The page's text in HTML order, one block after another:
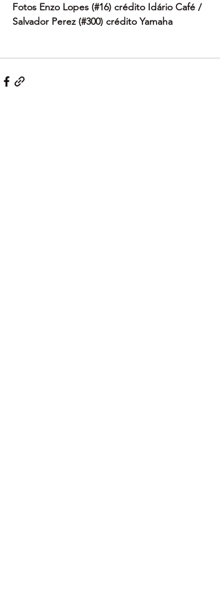
Fotos Enzo Lopes (#16) crédito Idário Café /
Salvador Perez (#300) crédito Yamaha